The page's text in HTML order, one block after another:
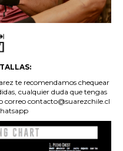
te recomendamos chequear
cualquier duda que tengas
correo contacto@suarezchile.cl